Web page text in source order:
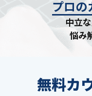
プロの
中立
悩み
無料カ